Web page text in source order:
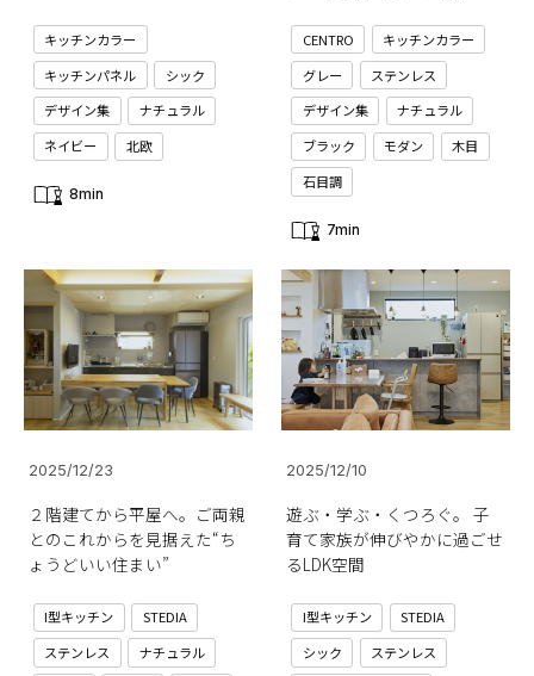
キッチンカラー
キッチンパネル
シック
デザイン集
ナチュラル
ネイビー
北欧
8min
CENTRO
キッチンカラー
グレー
ステンレス
デザイン集
ナチュラル
ブラック
モダン
木目
石目調
7min
2025/12/23
２階建てから平屋へ。ご両親
とのこれからを見据えた“ち
ょうどいい住まい”
I型キッチン
STEDIA
ステンレス
ナチュラル
2025/12/10
遊ぶ・学ぶ・くつろぐ。 子
育て家族が伸びやかに過ごせ
るLDK空間
I型キッチン
STEDIA
シック
ステンレス